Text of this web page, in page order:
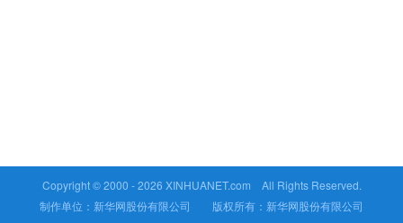
Copyright © 2000 -2026 XINHUANET.com All Rights Reserved.
制作单位：新华网股份有限公司 版权所有：新华网股份有限公司